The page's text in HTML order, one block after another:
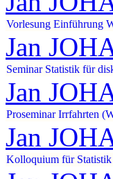
Vorlesung Einführung
Jan
Seminar Statistik für
Jan
Proseminar Irrfahrten
Jan
Kolloquium für